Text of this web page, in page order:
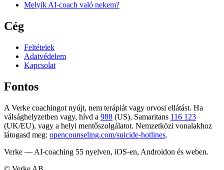
Melyik AI-coach való nekem?
Cég
Feltételek
Adatvédelem
Kapcsolat
Fontos
A Verke coachingot nyújt, nem terápiát vagy orvosi ellátást. Ha
válsághelyzetben vagy, hívd a 988 (US), Samaritans 116 123
(UK/EU), vagy a helyi mentőszolgálatot. Nemzetközi vonalakhoz
látogasd meg: opencounseling.com/suicide-hotlines.
Verke — AI-coaching 55 nyelven, iOS-en, Androidon és weben.